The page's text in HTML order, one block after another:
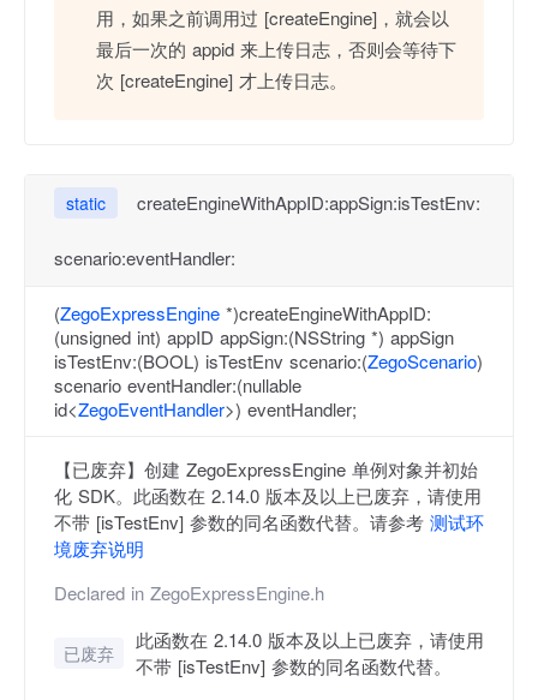
用，如果之前调用过 [createEngine]，就会以
最后一次的 appid 来上传日志，否则会等待下
次 [createEngine] 才上传日志。
static createEngineWithAppID:appSign:isTestEnv:
scenario:eventHandler:
(ZegoExpressEngine *)createEngineWithAppID:
(unsigned int) appID appSign:(NSString *) appSign
isTestEnv:(BOOL) isTestEnv scenario:(ZegoScenario)
scenario eventHandler:(nullable
id<ZegoEventHandler>) eventHandler;
【已废弃】创建 ZegoExpressEngine 单例对象并初始
化 SDK。此函数在 2.14.0 版本及以上已废弃，请使用
不带 [isTestEnv] 参数的同名函数代替。请参考 测试环
境废弃说明
Declared in ZegoExpressEngine.h
已废弃
此函数在 2.14.0 版本及以上已废弃，请使用
不带 [isTestEnv] 参数的同名函数代替。